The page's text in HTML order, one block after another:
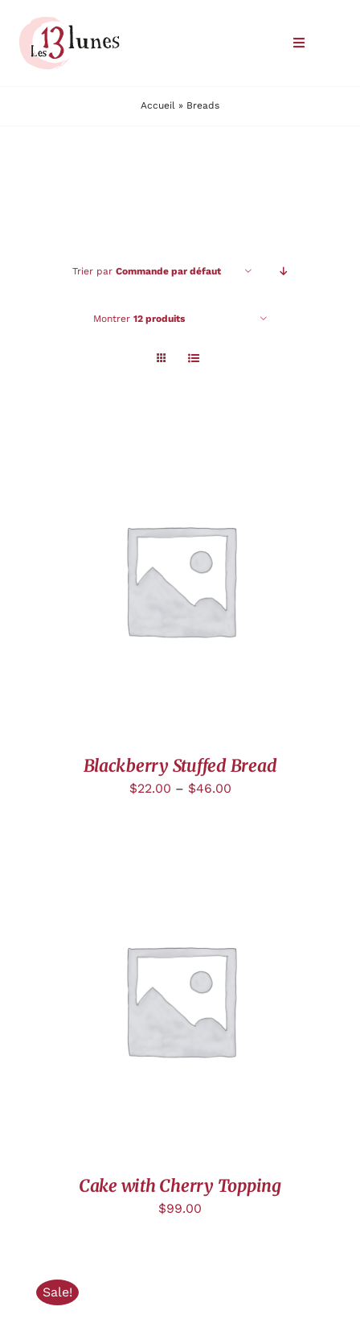
contenu
Toggle
Accueil » Breads
Trier par Commande par défaut
Montrer 12 produits
DÉTAILS
Blackberry Stuffed Bread
$22.00 – $46.00
AJOUTER AU PANIER
Cake with Cherry Topping
$99.00
Sale!